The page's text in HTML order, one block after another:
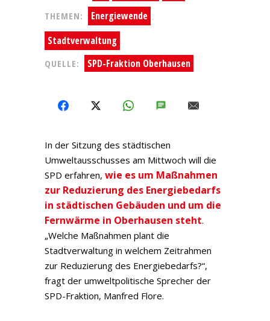
THEMEN: Energiewende ,
Stadtverwaltung
QUELLE: SPD-Fraktion Oberhausen
FACEBOOK WHATSAPP
In der Sitzung des städtischen
Umweltausschusses am Mittwoch will die
SPD erfahren, wie es um Maßnahmen
zur Reduzierung des Energiebedarfs
in städtischen Gebäuden und um die
Fernwärme in Oberhausen steht.
„Welche Maßnahmen plant die
Stadtverwaltung in welchem Zeitrahmen
zur Reduzierung des Energiebedarfs?“,
fragt der umweltpolitische Sprecher der
SPD-Fraktion, Manfred Flore.